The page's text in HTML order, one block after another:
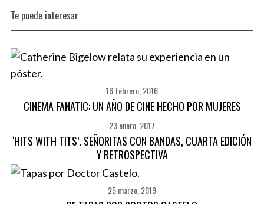
Te puede interesar
16 febrero, 2016
CINEMA FANATIC: UN AÑO DE CINE HECHO POR MUJERES
23 enero, 2017
‘HITS WITH TITS’. SEÑORITAS CON BANDAS, CUARTA EDICIÓN
Y RETROSPECTIVA
25 marzo, 2019
h
f
r
: